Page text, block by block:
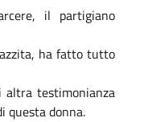
il partigiano
ha fatto tutto
altra testimonianza
questa donna.